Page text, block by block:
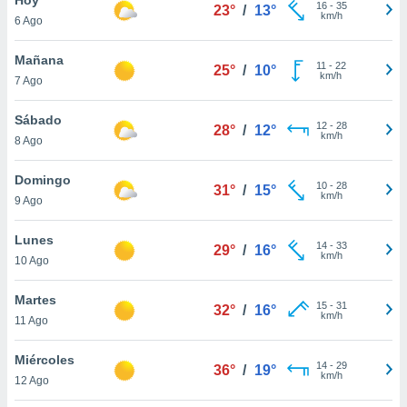
en
más
nuestra
de
cookies
aceptar
6 Ago
23° / 13° 16- 35
km/h
Mañana
7 Ago
25° / 10° 11 - 22
km/h
Sábado
8 Ago
28° / 12° 12- 28
km/h
Domingo
9 Ago
31° / 15° 10- 28
km/h
Lunes
10 Ago
29° / 16° 14- 33
km/h
Martes
11 Ago
32° / 16° 15- 31
km/h
Miércoles
12 Ago
36° / 19° 14- 29
km/h